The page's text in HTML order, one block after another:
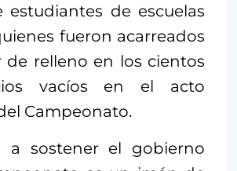
de escuelas
fueron acarreados
de relleno en los cientos
vacíos en el acto
Campeonato.
a sostener el gobierno